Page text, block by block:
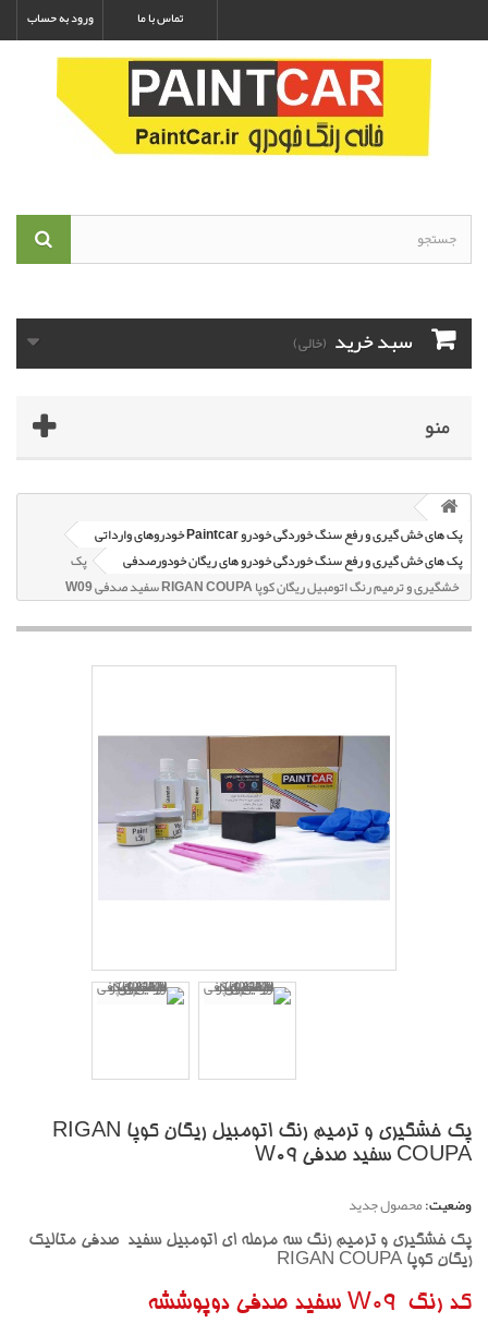
ورود به حساب تماس با ما
سبد خرید (خالی)
منو
پک های خش گیری و رفع سنگ خوردگی خودرو Paintcar خودروهای وارداتی
پک های خش گیری و رفع سنگ خوردگی خودرو های ریگان خودورصدفی
پک
خشگیری و ترمیم رنگ اتومبیل ریگان کوپا RIGAN COUPA سفید صدفی W09
پک خشگیری و ترمیم رنگ اتومبیل ریگان کوپا RIGAN
COUPA سفید صدفی W09
وضعیت:محصول جدید
پک خشگیری و ترمیم رنگ سه مرحله ای اتومبیل سفید صدفی متالیک
ریگان کوپا RIGAN COUPA
کد رنگ W09 سفید صدفی دوپوششه